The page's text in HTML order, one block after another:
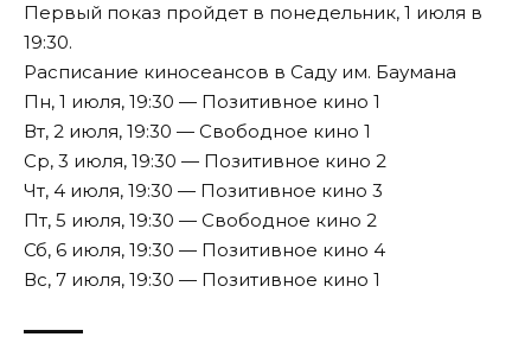
Первый показ пройдет в понедельник, 1 июля в
19:30.
Расписание киносеансов в Саду им. Баумана
Пн, 1 июля, 19:30 — Позитивное кино 1
Вт, 2 июля, 19:30 — Свободное кино 1
Ср, 3 июля, 19:30 — Позитивное кино 2
Чт, 4 июля, 19:30 — Позитивное кино 3
Пт, 5 июля, 19:30 — Свободное кино 2
Сб, 6 июля, 19:30 — Позитивное кино 4
Вс, 7 июля, 19:30 — Позитивное кино 1